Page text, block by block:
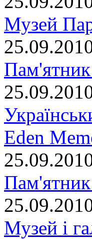
Музей
Eden
Музей і